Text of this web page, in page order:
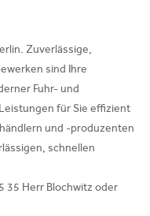
Zuverlässige,
sind Ihre
Fuhr- und
für Sie effizient
und -produzenten
schnellen
35 Herr Blochwitz oder